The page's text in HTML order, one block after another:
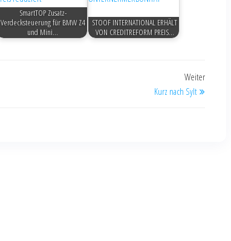
SmartTOP Zusatz-
Verdecksteuerung für BMW Z4
und Mini…
STOOF INTERNATIONAL ERHÄLT
VON CREDITREFORM PREIS…
Weiter
Kurz nach Sylt